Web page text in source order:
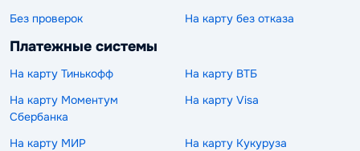
Без проверок
На карту без отказа
Платежные системы
На карту Тинькофф
На карту ВТБ
На карту Моментум
Сбербанка
На карту Visa
На карту МИР
На карту Кукуруза